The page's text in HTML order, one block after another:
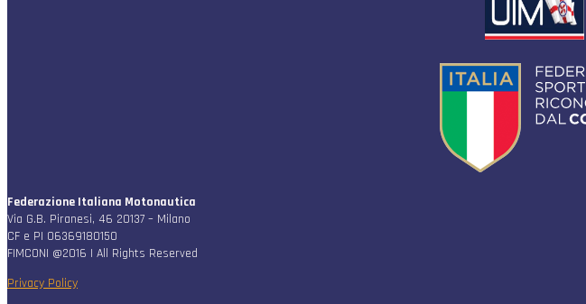
Federazione Italiana Motonautica
Via G.B. Piranesi, 46 20137 – Milano
CF e PI 06369180150
FIMCONI @2016 | All Rights Reserved
Privacy Policy